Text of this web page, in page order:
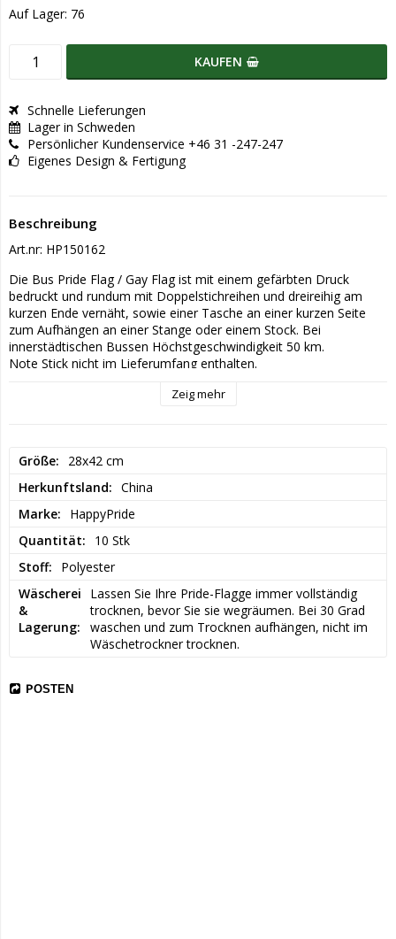
Auf Lager: 76
KAUFEN
Schnelle Lieferungen
Lager in Schweden
Persönlicher Kundenservice +46 31 -247-247
Eigenes Design & Fertigung
Beschreibung
Art.nr: HP150162
Die Bus Pride Flag / Gay Flag ist mit einem gefärbten Druck
bedruckt und rundum mit Doppelstichreihen und dreireihig am
kurzen Ende vernäht, sowie einer Tasche an einer kurzen Seite
zum Aufhängen an einer Stange oder einem Stock. Bei
innerstädtischen Bussen Höchstgeschwindigkeit 50 km.
Note Stick nicht im Lieferumfang enthalten.
Zeig mehr
Größe
28x42 cm
Herkunftsland
China
Marke
HappyPride
Quantität
10 Stk
Stoff
Polyester
Wäscherei
&
Lagerung
Lassen Sie Ihre Pride-Flagge immer vollständig
trocknen, bevor Sie sie wegräumen. Bei 30 Grad
waschen und zum Trocknen aufhängen, nicht im
Wäschetrockner trocknen.
POSTEN